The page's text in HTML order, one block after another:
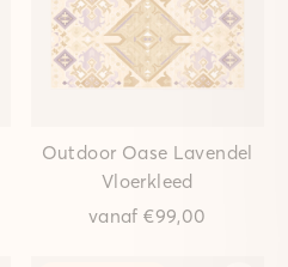
Outdoor Oase Lavendel
Vloerkleed
vanaf€99,00